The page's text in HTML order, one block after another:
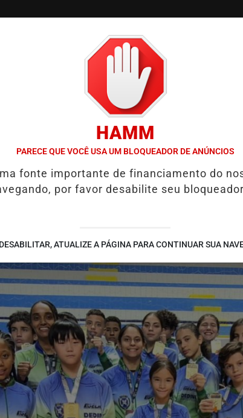
COLUNAS / EMPREGOS
ESTADUAL MELO MORAES EM AÇÃO EDUCATIVA EM
HAMM
PARECE QUE VOCÊ USA UM BLOQUEADOR DE ANÚNCIOS
fonte importante de financiamento do
por favor desabilite seu
ATUALIZE A PÁGINA PARA CONTINUAR SUA